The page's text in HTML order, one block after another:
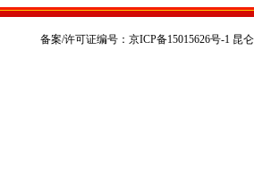
备案/许可证编号：京ICP备15015626号-1 昆